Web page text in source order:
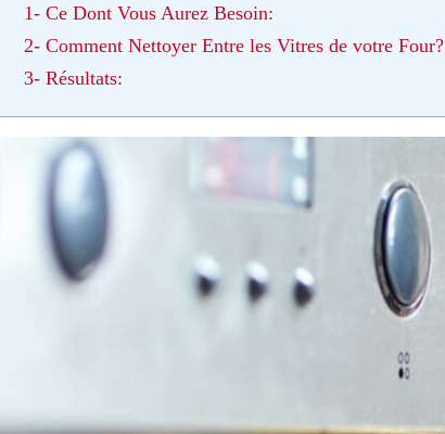
1- Ce Dont Vous Aurez Besoin:
2- Comment Nettoyer Entre les Vitres de votre Four?
3- Résultats: